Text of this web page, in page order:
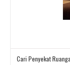
Cari Penyekat